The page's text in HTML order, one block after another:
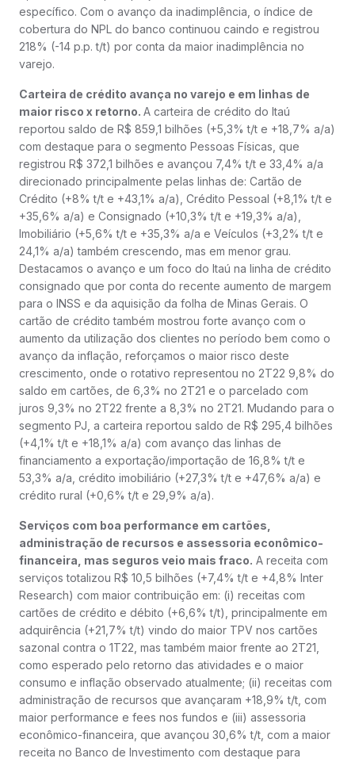
específico. Com o avanço da inadimplência, o índice de
cobertura do NPL do banco continuou caindo e registrou
218% (-14 p.p. t/t) por conta da maior inadimplência no
varejo.
Carteira de crédito avança no varejo e em linhas de
maior risco x retorno. A carteira de crédito do Itaú
reportou saldo de R$ 859,1 bilhões (+5,3% t/t e +18,7% a/a)
com destaque para o segmento Pessoas Físicas, que
registrou R$ 372,1 bilhões e avançou 7,4% t/t e 33,4% a/a
direcionado principalmente pelas linhas de: Cartão de
Crédito (+8% t/t e +43,1% a/a), Crédito Pessoal (+8,1% t/t e
+35,6% a/a) e Consignado (+10,3% t/t e +19,3% a/a),
Imobiliário (+5,6% t/t e +35,3% a/a e Veículos (+3,2% t/t e
24,1% a/a) também crescendo, mas em menor grau.
Destacamos o avanço e um foco do Itaú na linha de crédito
consignado que por conta do recente aumento de margem
para o INSS e da aquisição da folha de Minas Gerais. O
cartão de crédito também mostrou forte avanço com o
aumento da utilização dos clientes no período bem como o
avanço da inflação, reforçamos o maior risco deste
crescimento, onde o rotativo representou no 2T22 9,8% do
saldo em cartões, de 6,3% no 2T21 e o parcelado com
juros 9,3% no 2T22 frente a 8,3% no 2T21. Mudando para o
segmento PJ, a carteira reportou saldo de R$ 295,4 bilhões
(+4,1% t/t e +18,1% a/a) com avanço das linhas de
financiamento a exportação/importação de 16,8% t/t e
53,3% a/a, crédito imobiliário (+27,3% t/t e +47,6% a/a) e
crédito rural (+0,6% t/t e 29,9% a/a).
Serviços com boa performance em cartões,
administração de recursos e assessoria econômico-
financeira, mas seguros veio mais fraco. A receita com
serviços totalizou R$ 10,5 bilhões (+7,4% t/t e +4,8% Inter
Research) com maior contribuição em: (i) receitas com
cartões de crédito e débito (+6,6% t/t), principalmente em
adquirência (+21,7% t/t) vindo do maior TPV nos cartões
sazonal contra o 1T22, mas também maior frente ao 2T21,
como esperado pelo retorno das atividades e o maior
consumo e inflação observado atualmente; (ii) receitas com
administração de recursos que avançaram +18,9% t/t, com
maior performance e fees nos fundos e (iii) assessoria
econômico-financeira, que avançou 30,6% t/t, com a maior
receita no Banco de Investimento com destaque para